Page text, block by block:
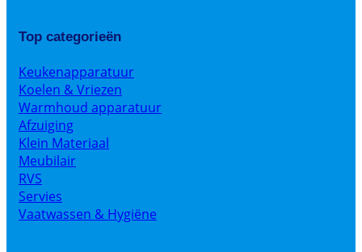
Top categorieën
Keukenapparatuur
Koelen & Vriezen
Warmhoud apparatuur
Afzuiging
Klein Materiaal
Meubilair
RVS
Servies
Vaatwassen & Hygiëne